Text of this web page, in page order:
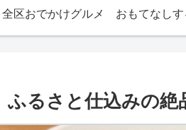
全区おでかけグルメ
ふるさと仕込みの絶